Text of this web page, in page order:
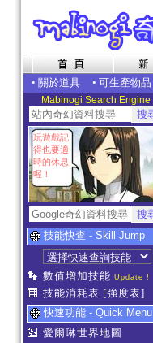
• 關於道具 • 可生產物品
Mabinogi Search Engine
玩遊戲記
得也要適
時的休息
喔！
技能快查 - Skill Jump
數值增加技能 Update !
技能消耗表 [強度表]
快速功能 - Quick Menu
愛爾琳世界地圖